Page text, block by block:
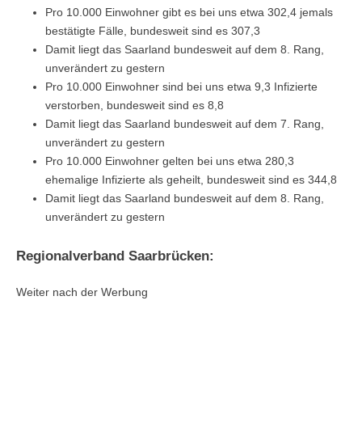
Pro 10.000 Einwohner gibt es bei uns etwa 302,4 jemals
bestätigte Fälle, bundesweit sind es 307,3
Damit liegt das Saarland bundesweit auf dem 8. Rang,
unverändert zu gestern
Pro 10.000 Einwohner sind bei uns etwa 9,3 Infizierte
verstorben, bundesweit sind es 8,8
Damit liegt das Saarland bundesweit auf dem 7. Rang,
unverändert zu gestern
Pro 10.000 Einwohner gelten bei uns etwa 280,3
ehemalige Infizierte als geheilt, bundesweit sind es 344,8
Damit liegt das Saarland bundesweit auf dem 8. Rang,
unverändert zu gestern
Regionalverband Saarbrücken:
Weiter nach der Werbung